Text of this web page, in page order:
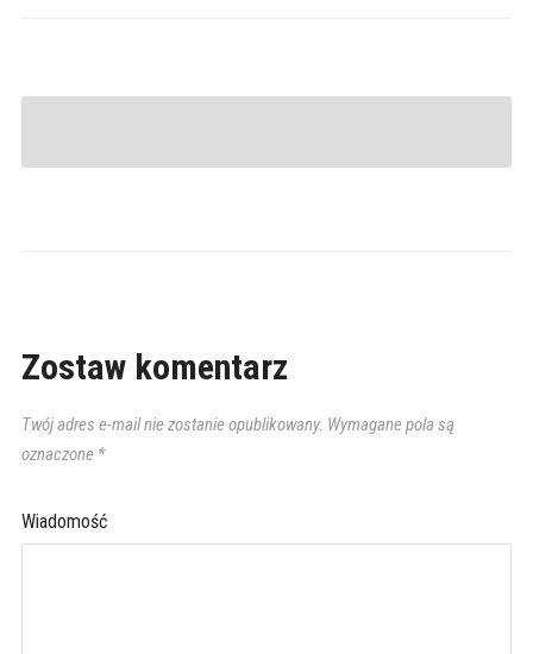
Zostaw komentarz
Twój adres e-mail nie zostanie opublikowany. Wymagane pola są
oznaczone *
Wiadomość